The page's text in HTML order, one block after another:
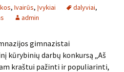
, Ivairūs, Įvykiai dalyviai,
admin
gimnazistai
kūrybinių darbų konkursą „Aš
kraštui pažinti ir populiarinti,